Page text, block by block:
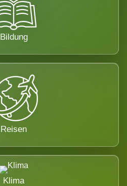
Bildung
Reisen
Klima